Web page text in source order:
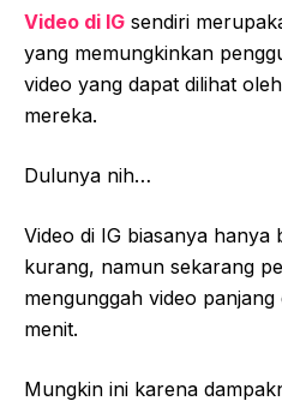
Video di IG sendiri
yang memungkinkan
video yang dapat dilihat
mereka.
Dulunya nih…
Video di IG biasanya
kurang, namun sekarang
mengunggah video
menit.
Mungkin ini karena